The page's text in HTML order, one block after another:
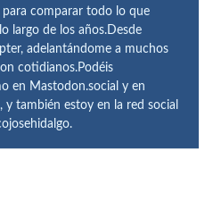
para comparar todo lo que
largo de los años.Desde
adelantándome a muchos
cotidianos.Podéis
en Mastodon.social y en
y también estoy en la red social